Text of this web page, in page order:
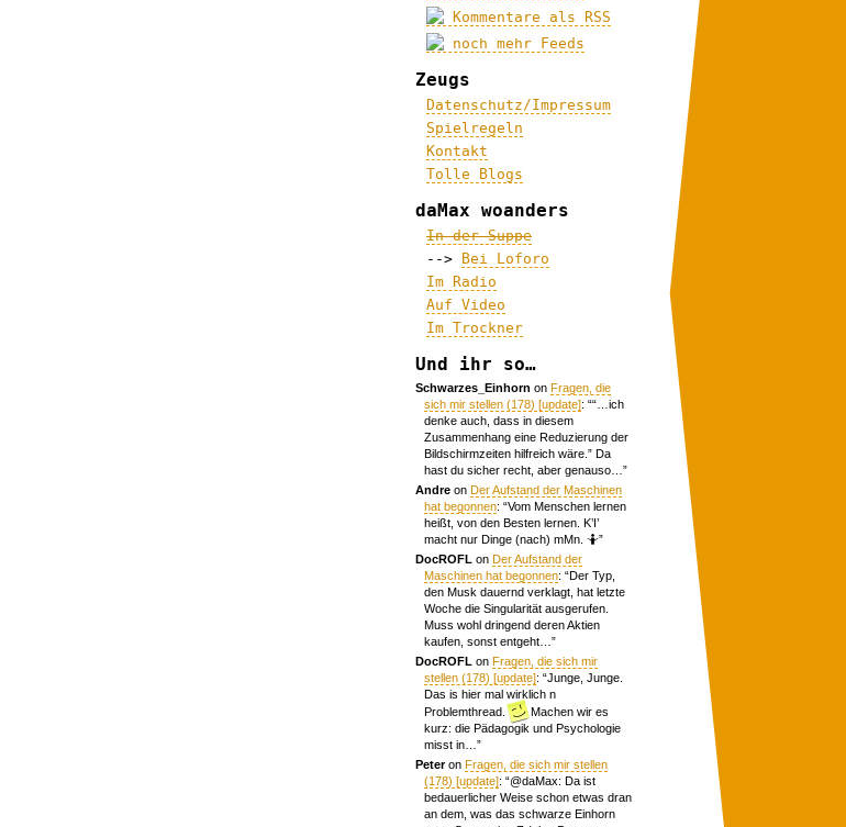
Kommentare als RSS
noch mehr Feeds
Zeugs
Datenschutz/Impressum
Spielregeln
Kontakt
Tolle Blogs
daMax woanders
In der Suppe
-->
Bei Loforo
Im Radio
Auf Video
Im Trockner
Und ihr so…
Schwarzes_Einhorn onFragen, die
sich mir stellen (178) [update]: ““…ich
denke auch, dass in diesem
Zusammenhang eine Reduzierung der
Bildschirmzeiten hilfreich wäre.” Da
hast du sicher recht, aber genauso… ”
Andre onDer Aufstand der Maschinen
hat begonnen: “Vom Menschen lernen
heißt, von den Besten lernen. K’I’
macht nur Dinge (nach) mMn. 🤷”
DocROFL onDer Aufstand der
Maschinen hat begonnen: “Der Typ,
den Musk dauernd verklagt, hat letzte
Woche die Singularität ausgerufen.
Muss wohl dringend deren Aktien
kaufen, sonst entgeht… ”
DocROFL onFragen, die sich mir
stellen (178) [update]: “Junge, Junge.
Das is hier mal wirklich n
Problemthread.
Machen wir es
kurz: die Pädagogik und Psychologie
misst in… ”
PeteronFragen, die sich mir stellen
(178) [update]: “@daMax: Da ist
bedauerlicher Weise schon etwas dran
an dem, was das schwarze Einhorn